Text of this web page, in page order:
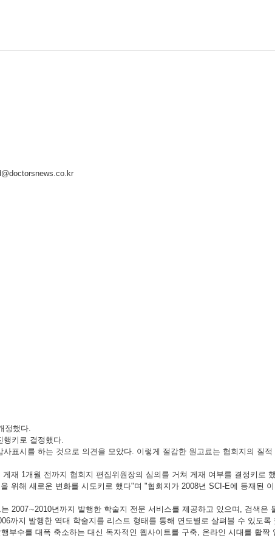
정했다.
행키로 결정했다.
표시를 하는 것으로 의견을 모았다. 이렇게 절감한 원고료는 협회지의 질
재 1개월 전까지 협회지 편집위원장의 심의를 거쳐 게재 여부를 결정키로
해 새로운 변화를 시도키로 했다"며 "협회지가 2008년 SCI-E에 등재된
2007∼2010년까지 발행한 학술지 전문 서비스를 제공하고 있으며, 검색은
까지 발행한 역대 학술지를 리스트 형태를 통해 연도별로 살펴볼 수 있도록
부수를 대폭 축소하는 대신 독자적인 웹사이트를 구축, 온라인 시대를 활짝